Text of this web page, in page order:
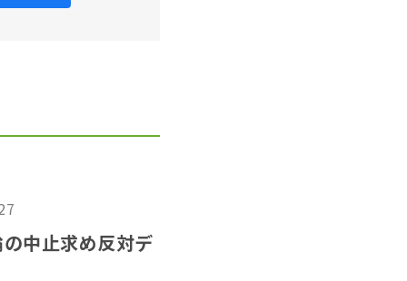
中止求め反対デ